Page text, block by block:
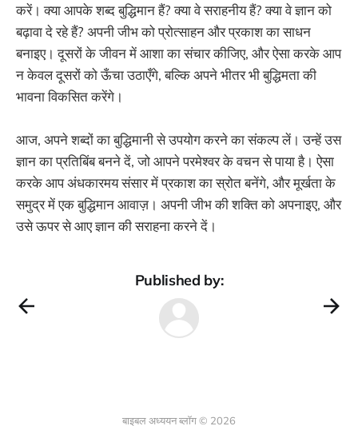
करें। क्या आपके शब्द बुद्धिमान हैं? क्या वे सराहनीय हैं? क्या वे ज्ञान को
बढ़ावा दे रहे हैं? अपनी जीभ को प्रोत्साहन और प्रकाश का साधन
बनाइए। दूसरों के जीवन में आशा का संचार कीजिए, और ऐसा करके आप
न केवल दूसरों को ऊँचा उठाएँगे, बल्कि अपने भीतर भी बुद्धिमता की
भावना विकसित करेंगे।
आज, अपने शब्दों का बुद्धिमानी से उपयोग करने का संकल्प लें। उन्हें उस
ज्ञान का प्रतिबिंब बनने दें, जो आपने परमेश्वर के वचन से पाया है। ऐसा
करके आप अंधकारमय संसार में प्रकाश का स्रोत बनेंगे, और मूर्खता के
समुद्र में एक बुद्धिमान आवाज़। अपनी जीभ की शक्ति को अपनाइए, और
उसे ऊपर से आए ज्ञान की सराहना करने दें।
Published by:
बाइबल अध्ययन ब्लॉग © 2026